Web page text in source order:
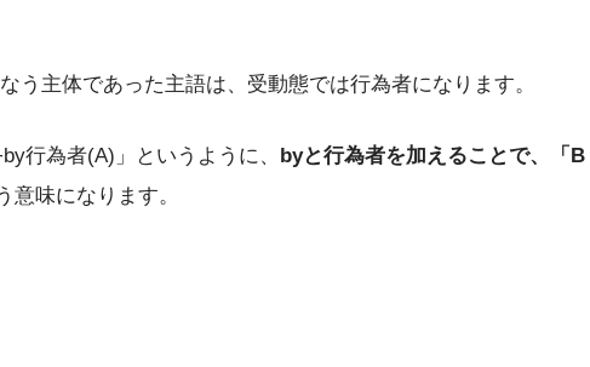
う主体であった主語は、受動態では行為者になります。
行為者(A)」というように、 byと行為者を加えることで、「B
意味になります。